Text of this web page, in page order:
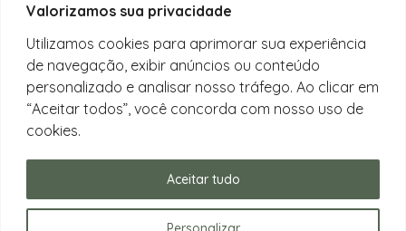
Valorizamos sua privacidade
Utilizamos cookies para aprimorar sua experiência
de navegação, exibir anúncios ou conteúdo
personalizado e analisar nosso tráfego. Ao clicar em
“Aceitar todos”, você concorda com nosso uso de
cookies.
Aceitar tudo
na bela praia de Juquehy.
Instagram
@chalesdaluajuquehy
Facebook
Chalés da Lua Juquehy